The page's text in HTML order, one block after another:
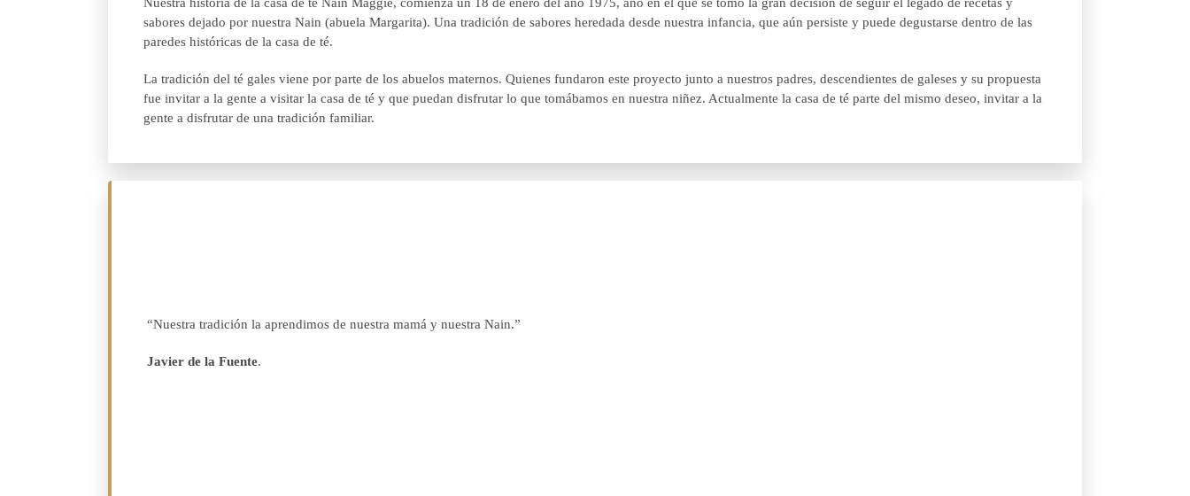
sabores dejado por nuestra Nain (abuela Margarita). Una tradición de sabores heredada desde nuestra infancia, que aún persiste y puede degustarse dentro de las
paredes históricas de la casa de té.
La tradición del té gales viene por parte de los abuelos maternos. Quienes fundaron este proyecto junto a nuestros padres, descendientes de galeses y su propuesta
fue invitar a la gente a visitar la casa de té y que puedan disfrutar lo que tomábamos en nuestra niñez. Actualmente la casa de té parte del mismo deseo, invitar a la
gente a disfrutar de una tradición familiar.
“Nuestra tradición la aprendimos de nuestra mamá y nuestra Nain.”
Javier de la Fuente.